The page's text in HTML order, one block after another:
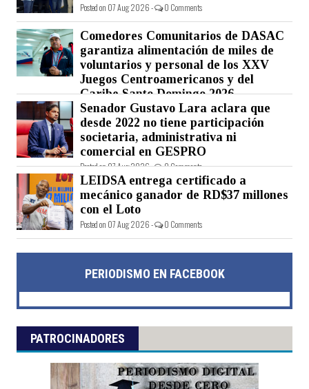
Posted on 07 Aug 2026 - 0 Comments
Comedores Comunitarios de DASAC
garantiza alimentación de miles de
voluntarios y personal de los XXV
Juegos Centroamericanos y del
Caribe Santo Domingo 2026
Posted on 07 Aug 2026 - 0 Comments
Senador Gustavo Lara aclara que
desde 2022 no tiene participación
societaria, administrativa ni
comercial en GESPRO
Posted on 07 Aug 2026 - 0 Comments
LEIDSA entrega certificado a
mecánico ganador de RD$37 millones
con el Loto
Posted on 07 Aug 2026 - 0 Comments
PERIODISMO EN FACEBOOK
PATROCINADORES